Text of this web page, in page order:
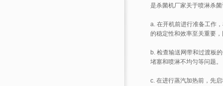
是杀菌机厂家关于喷淋杀
a. 在开机前进行准备工作
的稳定性和效率至关重要
b. 检查输送网带和过渡板
堵塞和喷淋不均匀等问题。
c. 在进行蒸汽加热前，先